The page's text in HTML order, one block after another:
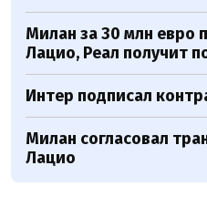
Милан за 30 млн евро
Лацио, Реал получит
Интер подписал
Милан согласовал
Лацио